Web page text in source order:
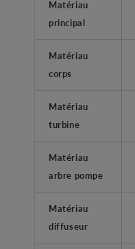
Matériau
principal
Matériau
corps
Matériau
turbine
Matériau
arbre pompe
Matériau
diffuseur